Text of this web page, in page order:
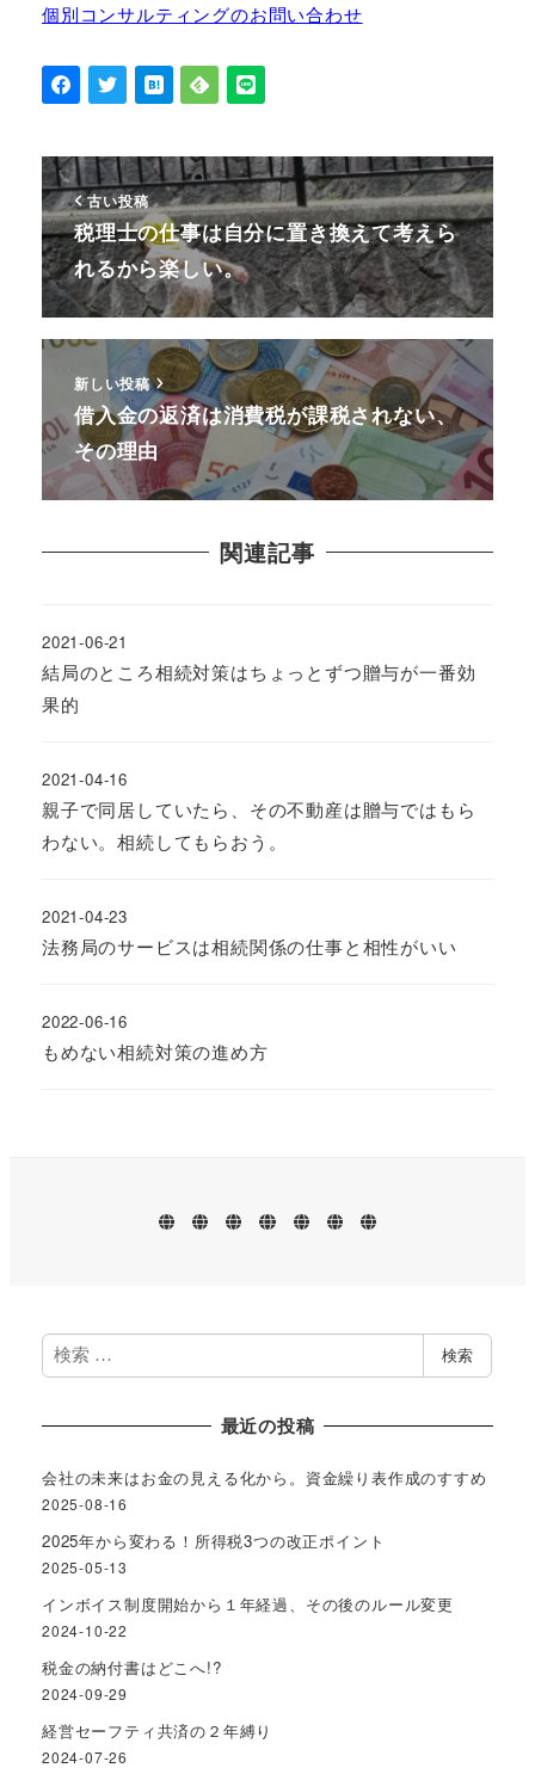
個別コンサルティングのお問い合わせ
古い投稿
税理士の仕事は自分に置き換えて考えら
れるから楽しい。
新しい投稿
借入金の返済は消費税が課税されない、
その理由
関連記事
結局のところ相続対策はちょっとずつ贈与が一番効
果的
2021-06-21
親子で同居していたら、その不動産は贈与ではもら
わない。相続してもらおう。
2021-04-16
法務局のサービスは相続関係の仕事と相性がいい
2021-04-23
もめない相続対策の進め方
2022-06-16
ホ 業 プ お ブ 事 プ
ポ
ー
検
索
検索
最近の投稿
会社の未来はお金の見える化から。資金繰り表作成のすすめ
2025-08-16
2025年から変わる！所得税3つの改正ポイント
2025-05-13
インボイス制度開始から１年経過、その後のルール変更
2024-10-22
税金の納付書はどこへ!?
2024-09-29
経営セーフティ共済の２年縛り
2024-07-26